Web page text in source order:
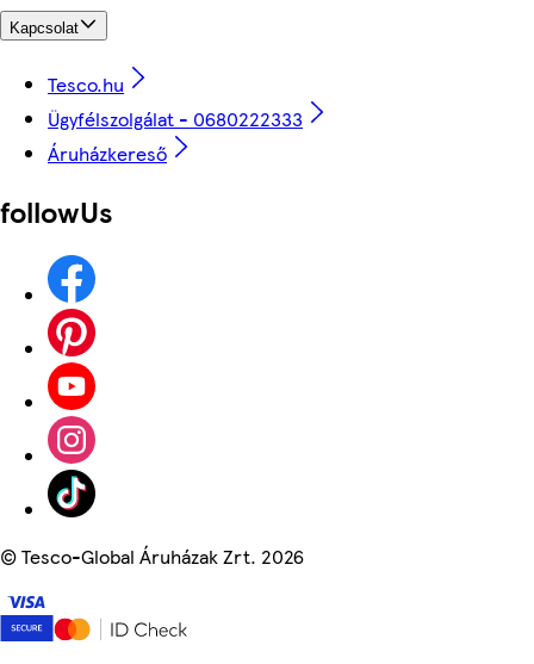
Kapcsolat
Tesco.hu
Ügyfélszolgálat - 0680222333
Áruházkereső
followUs
©Tesco-Global Áruházak Zrt. 2026